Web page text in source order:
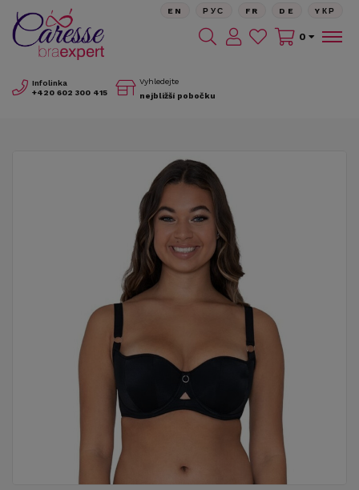
Infolinka
+420 602 300 415
Vyhledejte
nejbližší pobočku
EN РУС FR DE YКР
0